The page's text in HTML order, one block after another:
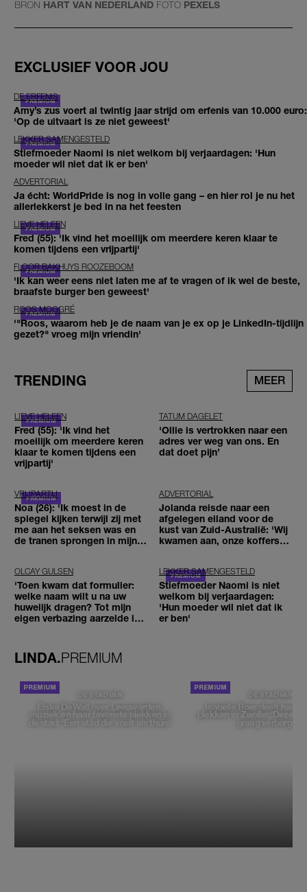
BRON HART VAN NEDERLAND FOTO PEXELS
EXCLUSIEF VOOR JOU
DE ERFENIS
Amy’s zus voert al twintig jaar strijd om erfenis van 10.000 euro:
'Op de uitvaart is ze niet geweest'
LEKKER SAMENGESTELD
Stiefmoeder Naomi is niet welkom bij verjaardagen: 'Hun
moeder wil niet dat ik er ben'
ADVERTORIAL
Ja écht: WorldPride is nog in volle gang – en hier rol je nu het
allerlekkerst je bed in na het feesten
LIEVE HELEEN
Fred (55): 'Ik vind het moeilijk om meerdere keren klaar te
komen tijdens een vrijpartij'
FLOOR BAKHUYS ROOZEBOOM
'Ik kan weer eens niet laten me af te vragen of ik wel de beste,
braafste burger ben geweest'
ROOS MOGGRÉ
'"Roos, waarom heb je de naam van je ex op je LinkedIn-tijdlijn
gezet?" vroeg mijn vriendin'
TRENDING MEER
LIEVE HELEEN
Fred (55): 'Ik vind het
moeilijk om meerdere keren
klaar te komen tijdens een
vrijpartij'
TATUM DAGELET
'Ollie is vertrokken naar een
adres ver weg van ons. En
dat doet pijn’
VRIJPARTIJ
Noa (26): 'Ik moest in de
spiegel kijken terwijl zij met
me aan het seksen was en
de tranen sprongen in mijn
ADVERTORIAL
Jolanda reisde naar een
afgelegen eiland voor de
kust van Zuid-Australië: 'Wij
kwamen aan, onze koffers
OLCAY GULSEN
'Toen kwam dat formulier:
welke naam wilt u na uw
huwelijk dragen? Tot mijn
eigen verbazing aarzelde ik
LEKKER SAMENGESTELD
Stiefmoeder Naomi is niet
welkom bij verjaardagen:
'Hun moeder wil niet dat ik
er ben'
LINDA.PREMIUM
DE STAD VAN
Elske DeWall over Leeuwarden,
muziek en haar favoriete plekken in
de stad: 'Een stad die voelt als thuis'
DE STAD VAN
Isabelle Boer deelt haar
plekken in Zwolle: 'Deze
graag verborgen'